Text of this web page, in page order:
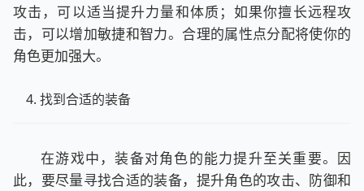
攻击，可以适当提升力量和体质；如果你擅长远程攻
击，可以增加敏捷和智力。合理的属性点分配将使你的
角色更加强大。
找到合适的装备
在游戏中，装备对角色的能力提升至关重要。因
此，要尽量寻找合适的装备，提升角色的攻击、防御和